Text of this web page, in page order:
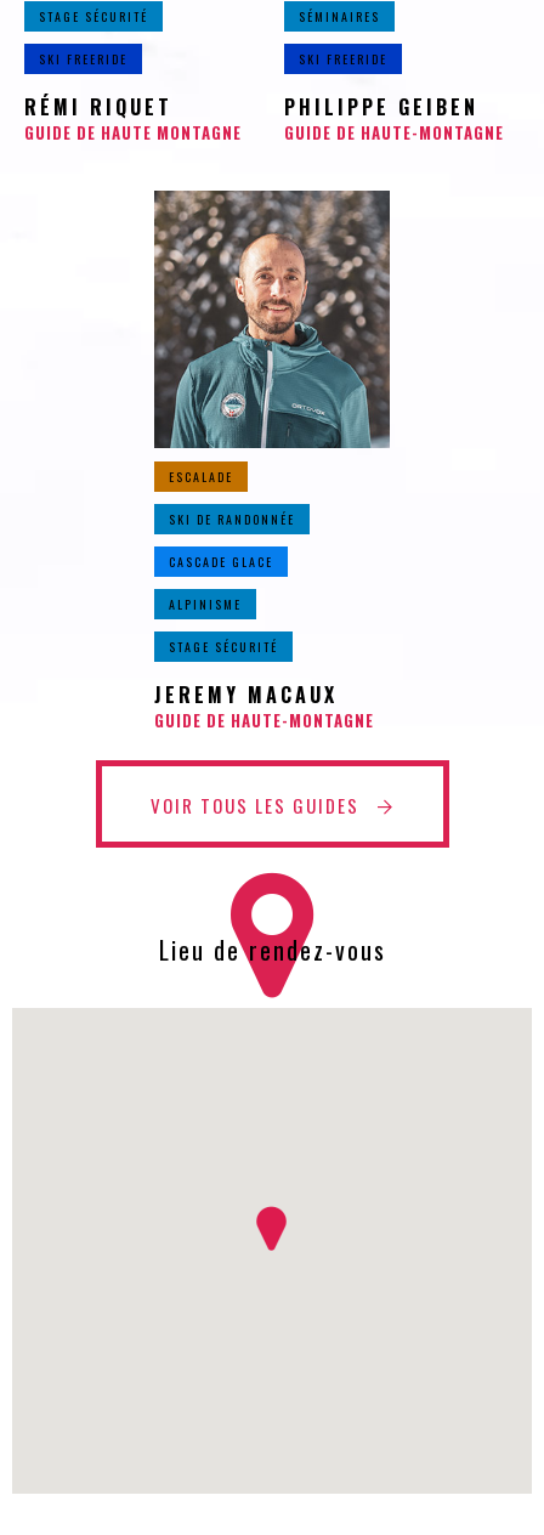
STAGE SÉCURITÉ
SKI FREERIDE
RÉMI RIQUET
GUIDE DE HAUTE MONTAGNE
SÉMINAIRES
SKI FREERIDE
PHILIPPE GEIBEN
GUIDE DE HAUTE-MONTAGNE
ESCALADE
SKI DE RANDONNÉE
CASCADE GLACE
ALPINISME
STAGE SÉCURITÉ
JEREMY MACAUX
GUIDE DE HAUTE-MONTAGNE
VOIR TOUS LES GUIDES
Lieu de rendez-vous